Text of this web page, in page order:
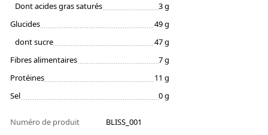
Dont acides gras saturés
3 g
Glucides
49 g
dont sucre
47 g
Fibres alimentaires
7 g
Protéines
11 g
Sel
0 g
Numéro de produit
BLISS_001